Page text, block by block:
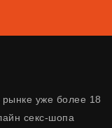
уже более 18
секс-шопа